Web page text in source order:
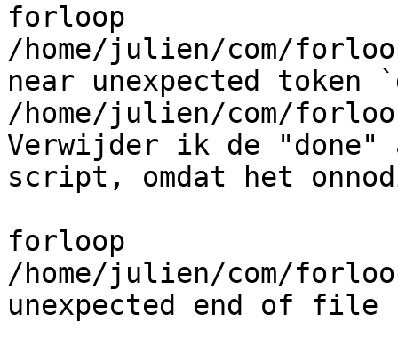
forloop
/home/julien/com/
near unexpected token
/home/julien/com/
Verwijder ik de "done"
script, omdat het
forloop
/home/julien/com/
unexpected end of file